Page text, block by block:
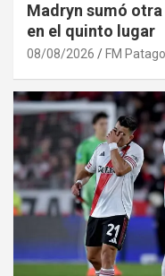
Madryn sumó
en el quinto lugar
08/08/2026 FM